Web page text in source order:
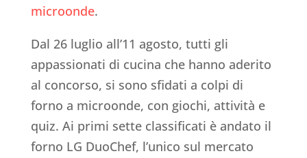
microonde.
Dal 26 luglio all’11 agosto, tutti gli
appassionati di cucina che hanno aderito
al concorso, si sono sfidati a colpi di
forno a microonde, con giochi, attività e
quiz. Ai primi sette classificati è andato il
forno LG DuoChef, l’unico sul mercato